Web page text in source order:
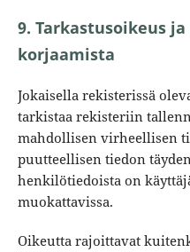
9. Tarkastusoikeus
korjaamista
Jokaisella rekisterissä
tarkistaa rekisteriin
mahdollisen virheellisen
puutteellisen tiedon
henkilötiedoista on
muokattavissa.
Oikeutta rajoittavat